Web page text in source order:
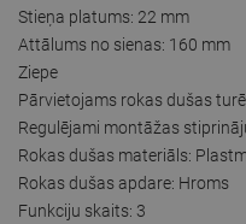
Stieņa platums: 22 mm
Attālums no sienas: 160 mm
Ziepe
Pārvietojams rokas dušas
Regulējami montāžas
Rokas dušas materiāls:
Rokas dušas apdare: Hroms
Funkciju skaits: 3